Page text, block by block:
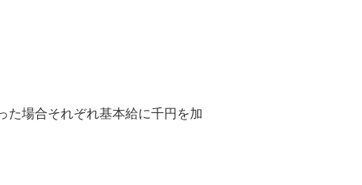
た場合それぞれ基本給に千円を加